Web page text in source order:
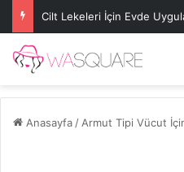
Cilt Lekeleri İçin Evde
Anasayfa/Armut Tipi Vücut